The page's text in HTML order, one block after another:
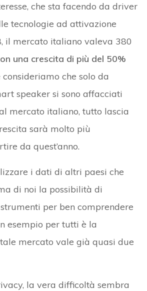
che sta facendo da driver
tecnologie ad attivazione
il mercato italiano valeva 380
una crescita di più del 50%
consideriamo che solo da
speaker si sono affacciati
mercato italiano, tutto lascia
sarà molto più
da quest’anno.
i dati di altri paesi che
di noi la possibilità di
per ben comprendere
esempio per tutti è la
mercato vale già quasi due
la vera difficoltà sembra